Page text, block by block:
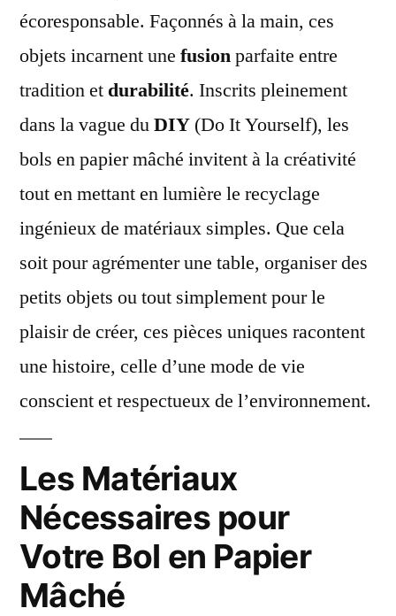
écoresponsable. Façonnés à la main, ces
objets incarnent une fusionparfaite entre
tradition et durabilité. Inscrits pleinement
dans la vague duDIY (Do It Yourself), les
bols en papier mâché invitent à la créativité
tout en mettant en lumière le recyclage
ingénieux de matériaux simples. Que cela
soit pour agrémenter une table, organiser des
petits objets ou tout simplement pour le
plaisir de créer, ces pièces uniques racontent
une histoire, celle d’une mode de vie
conscient et respectueux de l’environnement.
Les Matériaux
Nécessaires pour
Votre Bol en Papier
Mâché